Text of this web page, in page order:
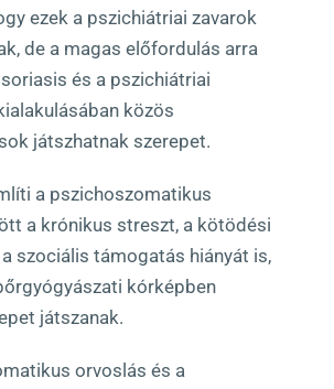
ezek a pszichiátriai zavarok
de a magas előfordulás arra
és a pszichiátriai
közös
játszhatnak szerepet.
a pszichoszomatikus
a krónikus streszt, a kötödési
szociális támogatás hiányát is,
kórképben
játszanak.
orvoslás és a